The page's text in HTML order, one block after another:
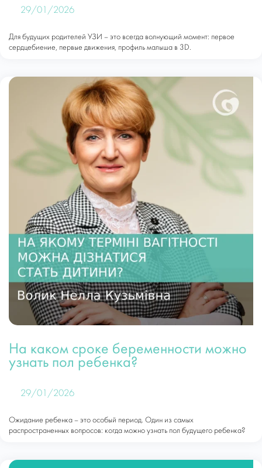
29/01/2026
Для будущих родителей УЗИ – это всегда волнующий момент: первое
сердцебиение, первые движения, профиль малыша в 3D.
На каком сроке беременности можно
узнать пол ребенка?
29/01/2026
Ожидание ребенка – это особый период. Один из самых
распространенных вопросов: когда можно узнать пол будущего ребенка?